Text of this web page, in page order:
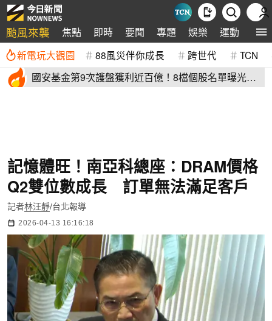
颱風來襲 焦點 即時 要聞 專題 娛樂 運動 全球
新電玩大觀園 88風災伴你成長 跨世代 TCN
國安基金第9次護盤獲利近百億！8檔個股名單曝光
記憶體旺！南亞科總座：DRAM價格
Q2雙位數成長 訂單無法滿足客戶
記者林汪靜/台北報導
2026-04-13 16:16:18